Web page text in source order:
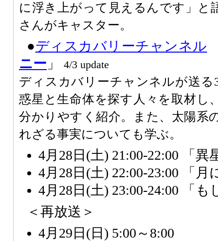
に浮き上がって見えるんです」と
さんがキャスター。
●ディスカバリーチャンネル
ニー 」 4/3 update
ディスカバリーチャンネルが送る
惑星と生命体を探す人々を取材し
分かりやすく紹介。また、太陽系
れざる事実についても学ぶ。
4月28日(土) 21:00-22:00 「
4月28日(土) 22:00-23:00 「
4月28日(土) 23:00-24:00 「
＜再放送＞
4月29日(日) 5:00～8:00